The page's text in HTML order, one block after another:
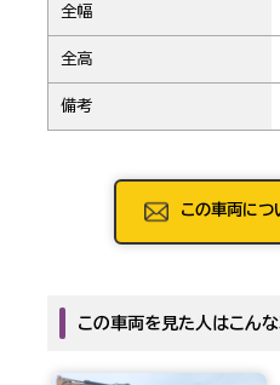
全幅
全高
備考
この車両に
この車両を見た人はこん